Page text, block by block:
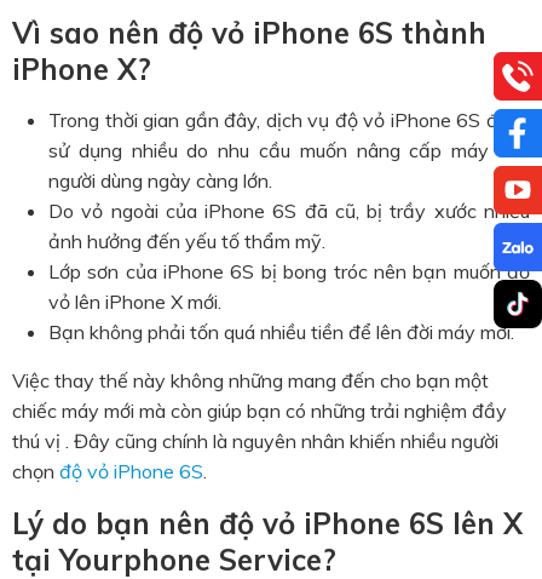
Vì sao nên độ vỏ iPhone 6S thành
iPhone X?
Trong thời gian gần đây, dịch vụ độ vỏ iPhone 6S được
sử dụng nhiều do nhu cầu muốn nâng cấp máy của
người dùng ngày càng lớn.
Do vỏ ngoài của iPhone 6S đã cũ, bị trầy xước nhiều
ảnh hưởng đến yếu tố thẩm mỹ.
Lớp sơn của iPhone 6S bị bong tróc nên bạn muốn độ
vỏ lên iPhone X mới.
Bạn không phải tốn quá nhiều tiền để lên đời máy mới.
Việc thay thế này không những mang đến cho bạn một
chiếc máy mới mà còn giúp bạn có những trải nghiệm đầy
thú vị . Đây cũng chính là nguyên nhân khiến nhiều người
chọn độ vỏ iPhone 6S.
Lý do bạn nên độ vỏ iPhone 6S lên X
tại Yourphone Service?